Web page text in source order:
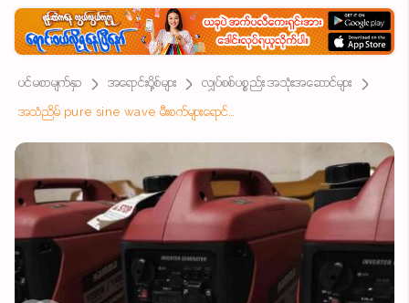
ပင်မစာမျက်နှာ အရောင်းပို့စ်များ
လျှပ်စစ်ပစ္စည်း အသုံးအဆောင်များ
အသံညိမ် pure sine wave မီးစက်များရောင်မယ်။